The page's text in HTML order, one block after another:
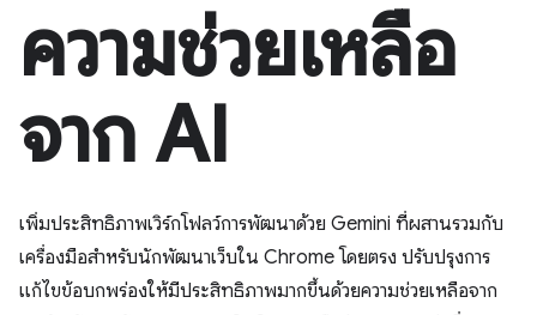
ความช่วยเหลือ
จาก AI
เพิ่มประสิทธิภาพเวิร์กโฟลว์การพัฒนาด้วย Gemini ที่ผสานรวมกับ
เครื่องมือสำหรับนักพัฒนาเว็บใน Chrome โดยตรง ปรับปรุงการ
แก้ไขข้อบกพร่องให้มีประสิทธิภาพมากขึ้นด้วยความช่วยเหลือจาก